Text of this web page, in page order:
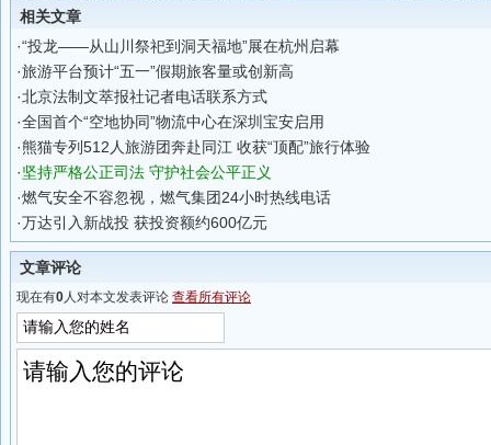
相关文章
·“投龙——从山川祭祀到洞天福地”展在杭州启幕
·旅游平台预计“五一”假期旅客量或创新高
·北京法制文萃报社记者电话联系方式
·全国首个“空地协同”物流中心在深圳宝安启用
·熊猫专列512人旅游团奔赴同江 收获“顶配”旅行体验
·坚持严格公正司法 守护社会公平正义
·燃气安全不容忽视，燃气集团24小时热线电话
·万达引入新战投 获投资额约600亿元
文章评论
现在有0人对本文发表评论 查看所有评论